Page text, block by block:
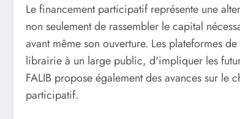
Le financement participatif représente une
non seulement de rassembler le capital
avant même son ouverture. Les plateformes
librairie à un large public, d'impliquer les
FALIB propose également des avances sur
participatif.